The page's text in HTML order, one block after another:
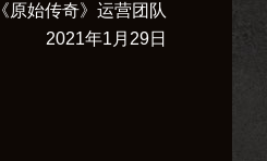
《原始传奇》运营团队
2021年1月29日